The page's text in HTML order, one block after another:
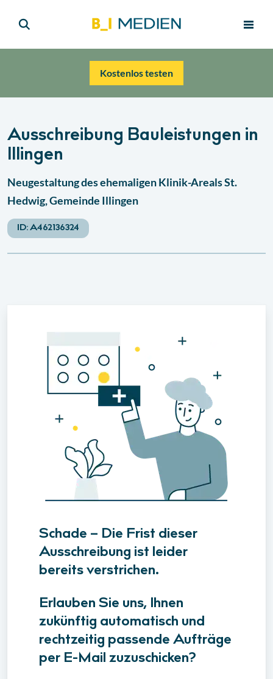
Kostenlos testen
Ausschreibung Bauleistungen in
Illingen
Neugestaltung des ehemaligen Klinik-Areals St.
Hedwig, Gemeinde Illingen
ID:A462136324
Schade – Die Frist dieser
Ausschreibung ist leider
bereits verstrichen.
Erlauben Sie uns, Ihnen
zukünftig automatisch und
rechtzeitig passende Aufträge
per E-Mail zuzuschicken?